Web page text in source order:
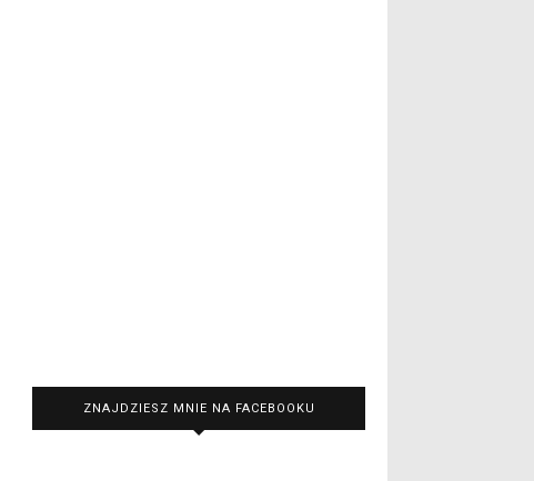
ZNAJDZIESZ MNIE NA FACEBOOKU